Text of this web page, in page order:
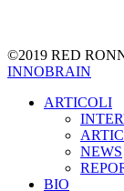
©2019 RED
INNOBRAIN
Close
ARTICOLI
NEWS
BIO